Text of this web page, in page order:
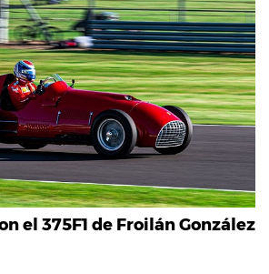
el 375F1 de Froilán González